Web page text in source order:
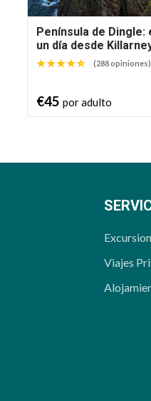
Península de Dingle:
un día desde
(288 opiniones)
€45 por adulto
Viajes